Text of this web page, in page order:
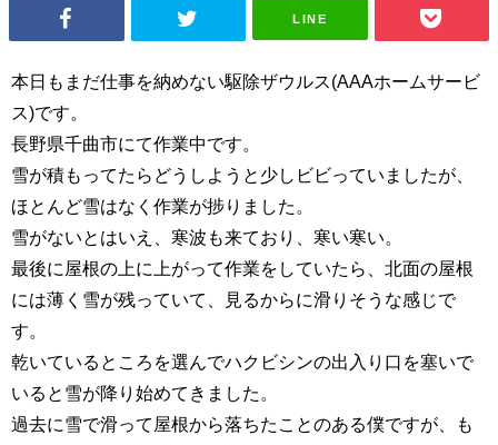
LINE
本日もまだ仕事を納めない駆除ザウルス(AAAホームサービ
ス)です。
長野県千曲市にて作業中です。
雪が積もってたらどうしようと少しビビっていましたが、
ほとんど雪はなく作業が捗りました。
雪がないとはいえ、寒波も来ており、寒い寒い。
最後に屋根の上に上がって作業をしていたら、北面の屋根
には薄く雪が残っていて、見るからに滑りそうな感じで
す。
乾いているところを選んでハクビシンの出入り口を塞いで
いると雪が降り始めてきました。
過去に雪で滑って屋根から落ちたことのある僕ですが、も